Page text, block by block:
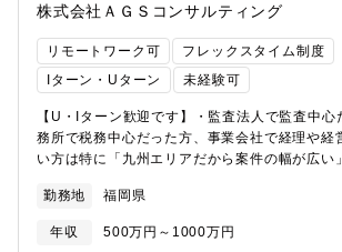
事者として経験したい方に適した環境です。【
ンサルティング九州エリアでは、M&Aニーズの
らの案件紹介増加を背景にFAコンサルタントを
特に九州エリアは今後の組織拡大フェーズにあ
案件を中心にM&A支援体制の強化を進めていま
介案件が多数あり、案件増加に対応するための
構成】・福岡支社39名（2026年7月時点）※平
サルタント25名（公認会計士8名/税理士9名）
週休2日制 ・有給休暇は入社月から付与 ・資格
・必要書籍購入自由 【キャリアパス】将来的に
株式会社ＡＧＳコンサルティング
リモートワーク可
フレックスタイム制度
Iターン・Uターン
未経験可
【U・Iターン歓迎です】・監査法人で監査中心
務所で税務中心だった方、事業会社で経理や経
い方は特に「九州エリアだから案件の幅が広い
われる」という魅力があります。【期待する役
ら上場企業まで幅広いクライアントに対し、会
理の専門性を活かしたコンサルティングを提供
勤務地 福岡県
年収 500万円～1000万円